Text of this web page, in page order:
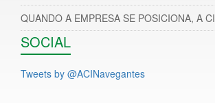
QUANDO A EMPRESA SE POSICIONA, A
SOCIAL
Tweets by @ACINavegantes